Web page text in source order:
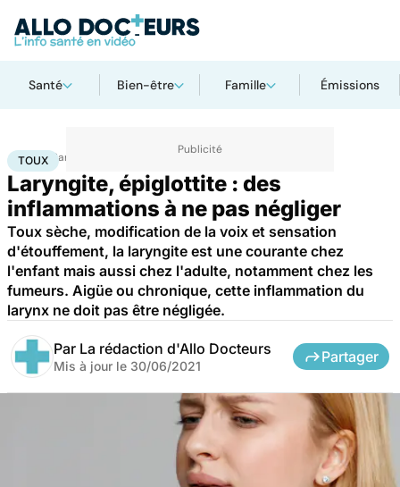
Santé Bien-être Famille Émissions
Accueil Santé
TOUX
Laryngite, épiglottite : des
inflammations à ne pas négliger
Toux sèche, modification de la voix et sensation
d'étouffement, la laryngite est une courante chez
l'enfant mais aussi chez l'adulte, notamment chez les
fumeurs. Aigüe ou chronique, cette inflammation du
larynx ne doit pas être négligée.
Par La rédaction d'Allo Docteurs
Mis à jour le 30/06/2021
Partager